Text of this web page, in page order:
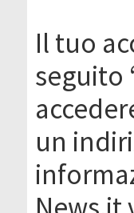
Il tuo
seguito
un